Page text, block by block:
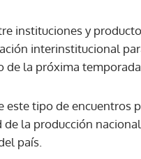
instituciones y
interinstitucional
de la próxima
este tipo de encuentros
la producción
país.